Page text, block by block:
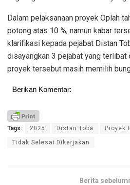
Dalam pelaksanaan proyek Oplah
potong atas 10 %, namun kabar
klarifikasi kepada pejabat Distan
disayangkan 3 pejabat yang terlibat
proyek tersebut masih memilih
Berikan Komentar:
Tags: 2025 Distan Toba Proyek
Tidak Selesai Dikerjakan
Berita